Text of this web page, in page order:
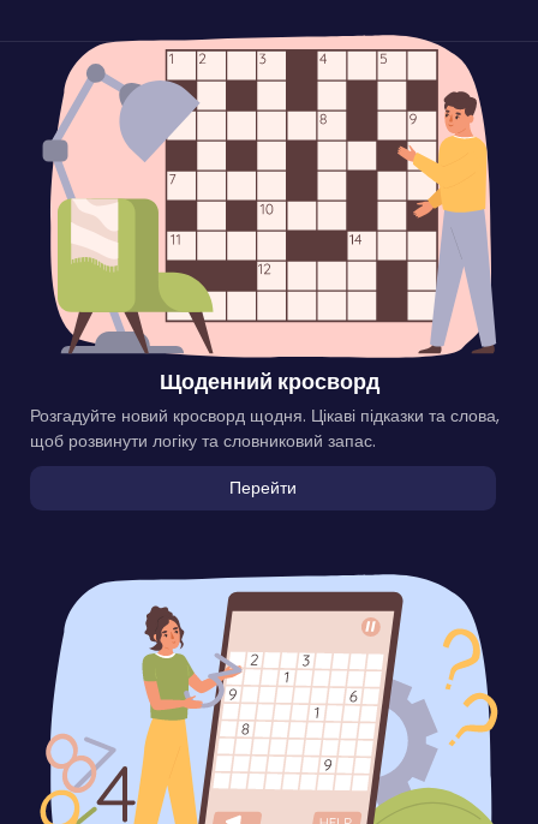
Щоденний кросворд
Розгадуйте новий кросворд щодня. Цікаві підказки та слова,
щоб розвинути логіку та словниковий запас.
Перейти